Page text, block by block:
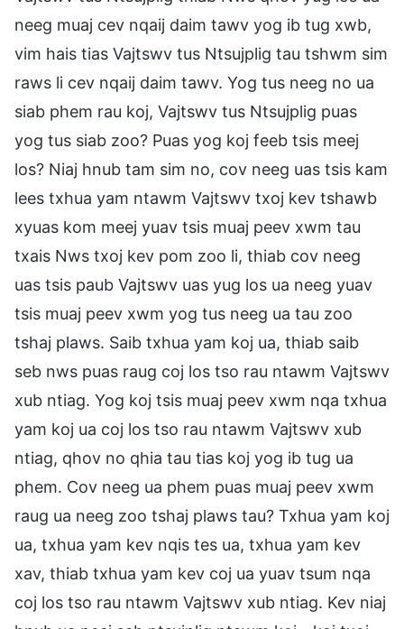
neeg muaj cev nqaij daim tawv yog ib tug xwb,
vim hais tias Vajtswv tus Ntsujplig tau tshwm sim
raws li cev nqaij daim tawv. Yog tus neeg no ua
siab phem rau koj, Vajtswv tus Ntsujplig puas
yog tus siab zoo? Puas yog koj feeb tsis meej
los? Niaj hnub tam sim no, cov neeg uas tsis kam
lees txhua yam ntawm Vajtswv txoj kev tshawb
xyuas kom meej yuav tsis muaj peev xwm tau
txais Nws txoj kev pom zoo li, thiab cov neeg
uas tsis paub Vajtswv uas yug los ua neeg yuav
tsis muaj peev xwm yog tus neeg ua tau zoo
tshaj plaws. Saib txhua yam koj ua, thiab saib
seb nws puas raug coj los tso rau ntawm Vajtswv
xub ntiag. Yog koj tsis muaj peev xwm nqa txhua
yam koj ua coj los tso rau ntawm Vajtswv xub
ntiag, qhov no qhia tau tias koj yog ib tug ua
phem. Cov neeg ua phem puas muaj peev xwm
raug ua neeg zoo tshaj plaws tau? Txhua yam koj
ua, txhua yam kev nqis tes ua, txhua yam kev
xav, thiab txhua yam kev coj ua yuav tsum nqa
coj los tso rau ntawm Vajtswv xub ntiag. Kev niaj